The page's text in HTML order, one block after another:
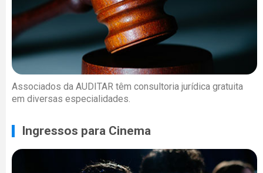
Associados da AUDITAR têm consultoria jurídica gratuita
em diversas especialidades.
Ingressos para Cinema